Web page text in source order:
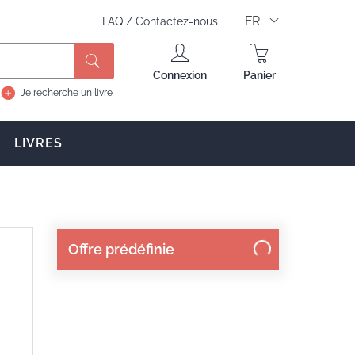
FAQ / Contactez-nous FR
Je recherche un livre
Connexion Panier
LIVRES
Offre prédéfinie